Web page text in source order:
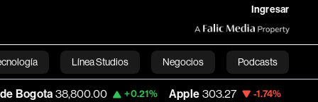
Ingresar
Línea Studios Negocios Podcasts
English+0.21% Apple 303.27 -1.74% USD COP 3,232.96